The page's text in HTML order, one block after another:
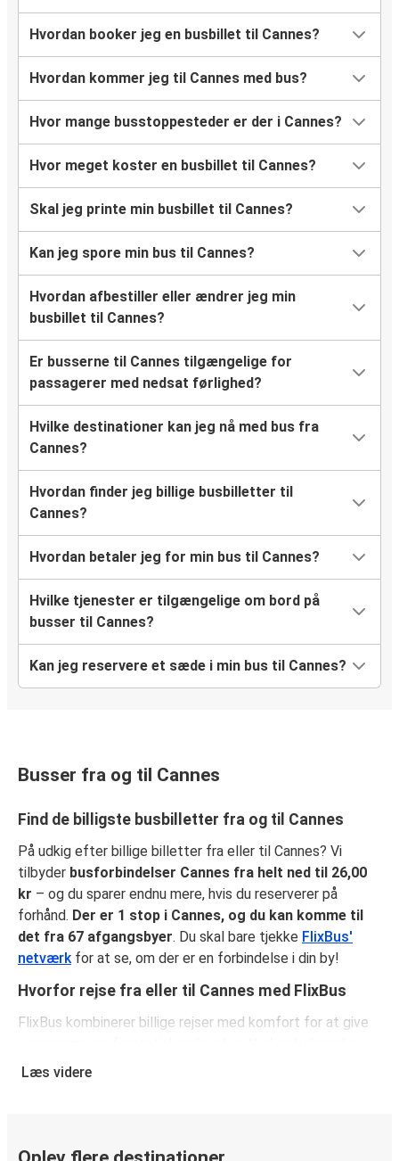
Hvordan booker jeg en busbillet til Cannes?
Hvordan kommer jeg til Cannes med bus?
Hvor mange busstoppesteder er der i Cannes?
Hvor meget koster en busbillet til Cannes?
Skal jeg printe min busbillet til Cannes?
Kan jeg spore min bus til Cannes?
Hvordan afbestiller eller ændrer jeg min
busbillet til Cannes?
Er busserne til Cannes tilgængelige for
passagerer med nedsat førlighed?
Hvilke destinationer kan jeg nå med bus fra
Cannes?
Hvordan finder jeg billige busbilletter til
Cannes?
Hvordan betaler jeg for min bus til Cannes?
Hvilke tjenester er tilgængelige om bord på
busser til Cannes?
Kan jeg reservere et sæde i min bus til Cannes?
Busser fra og til Cannes
Find de billigste busbilletter fra og til Cannes
På udkig efter billige billetter fra eller til Cannes? Vi
tilbyder busforbindelser Cannes fra helt ned til 26,00
kr – og du sparer endnu mere, hvis du reserverer på
forhånd. Der er 1 stop i Cannes, og du kan komme til
det fra 67 afgangsbyer. Du skal bare tjekke FlixBus'
netværk for at se, om der er en forbindelse i din by!
Hvorfor rejse fra eller til Cannes med FlixBus
FlixBus kombinerer billige rejser med komfort for at give
rejse fra eller til Cannes med vores faciliteter ombord,
Læs videre